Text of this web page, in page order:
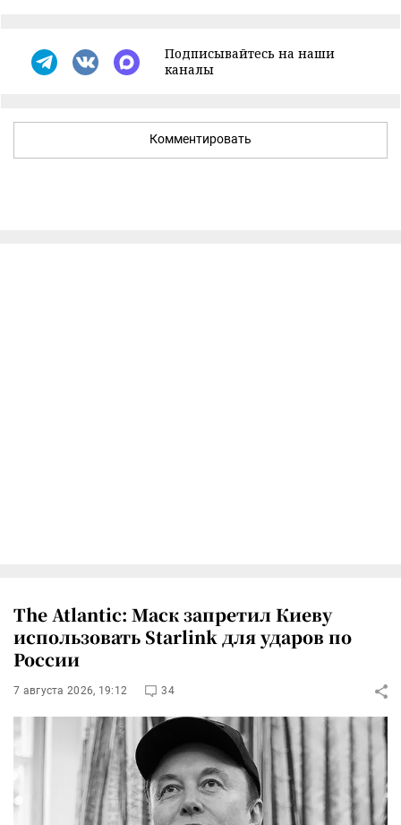
Подписывайтесь на наши
каналы
Комментировать
The Atlantic: Маск запретил Киеву
использовать Starlink для ударов по
России
7 августа 2026, 19:12 34